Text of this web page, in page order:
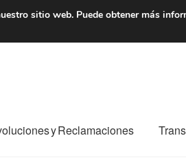
EUR
y Reclamaciones
sitio web. Puede obtener más